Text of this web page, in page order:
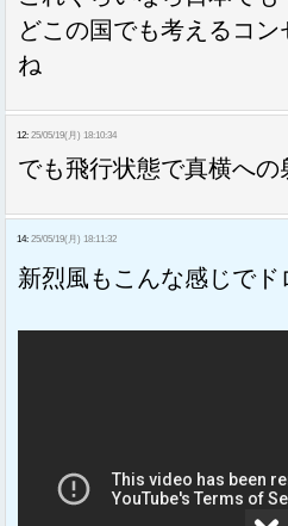
どこの国でも考えるコ
ね
12: 25/05/19(月) 18:10:34
でも飛行状態で真横へ
14: 25/05/19(月) 18:11:32
新烈風もこんな感じで